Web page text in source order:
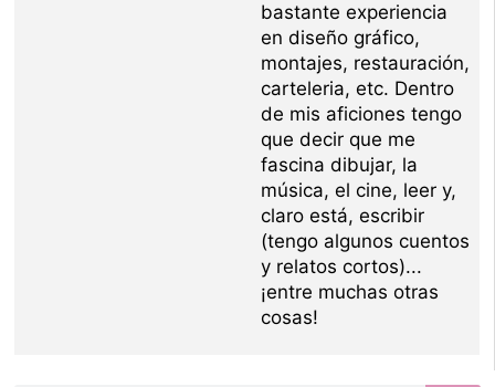
bastante experiencia
en diseño gráfico,
montajes, restauración,
carteleria, etc. Dentro
de mis aficiones tengo
que decir que me
fascina dibujar, la
música, el cine, leer y,
claro está, escribir
(tengo algunos cuentos
y relatos cortos)...
¡entre muchas otras
cosas!